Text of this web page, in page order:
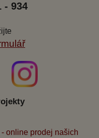
- 934
online prodej našich